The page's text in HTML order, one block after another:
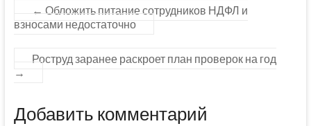
← Обложить питание сотрудников НДФЛ и
взносами недостаточно
Роструд заранее раскроет план проверок на год
→
Добавить комментарий